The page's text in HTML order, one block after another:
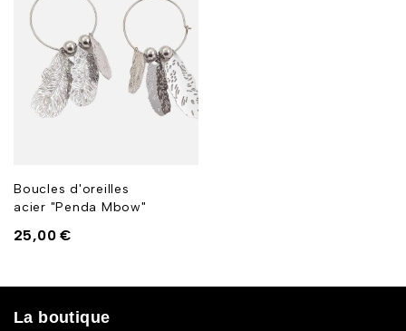
Boucles d'oreilles
acier "Penda Mbow"
25,00€
La boutique